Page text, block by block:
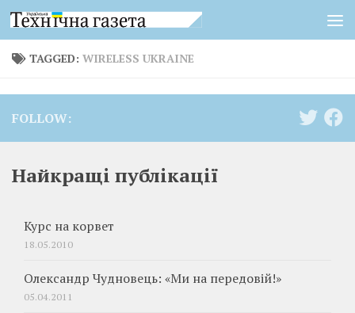
Skip to content
TAGGED: WIRELESS UKRAINE
FOLLOW:
Найкращі публікації
Курс на корвет
18.05.2010
Олександр Чудновець: «Ми на передовій!»
05.04.2011